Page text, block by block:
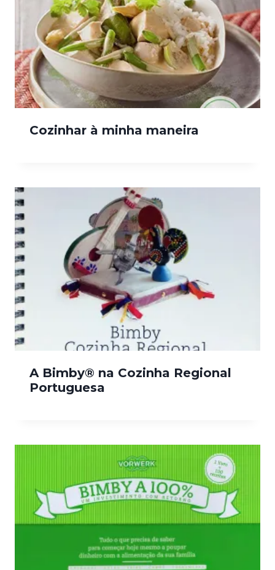
Cozinhar à minha maneira
A Bimby® na Cozinha Regional
Portuguesa